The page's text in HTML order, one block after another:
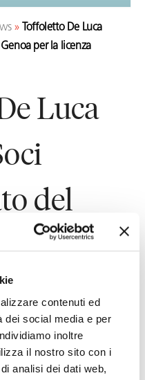
contenuti ed
dei social media e per
inoltre
il nostro sito con i
analisi dei dati web,
»
Toffoletto De Luca
Genoa per la licenza
Luca
del